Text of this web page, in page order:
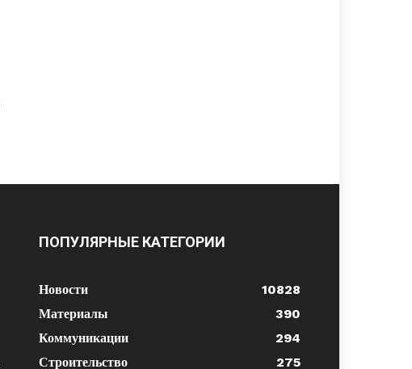
ПОПУЛЯРНЫЕ КАТЕГОРИИ
Новости
10828
Материалы
390
Коммуникации
294
Строительство
275